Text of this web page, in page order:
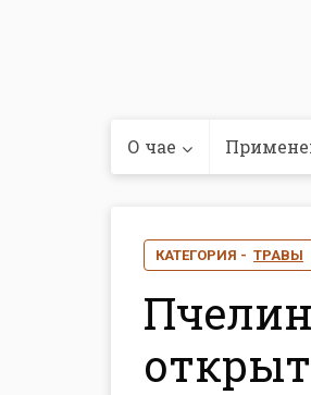
О чае
КАТЕГОРИЯ - ТРАВЫ